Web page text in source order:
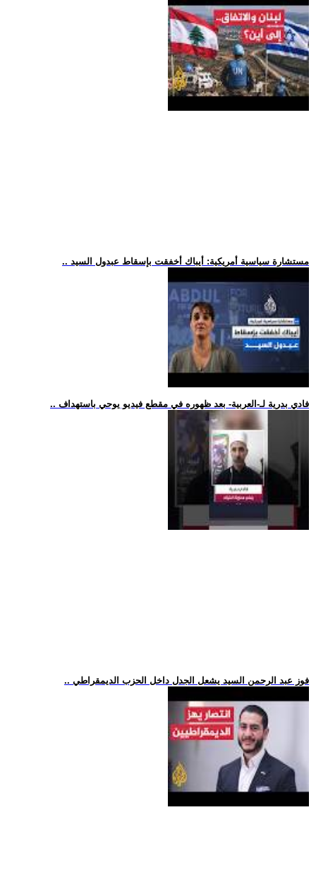
.. مستشارة سياسية أمريكية: أيباك أخفقت بإسقاط عبدول السيد
.. فادي بدرية لـ-العربية- بعد ظهوره في مقطع فيديو يوحي باستهداف
.. فوز عبد الرحمن السيد يشعل الجدل داخل الحزب الديمقراطي